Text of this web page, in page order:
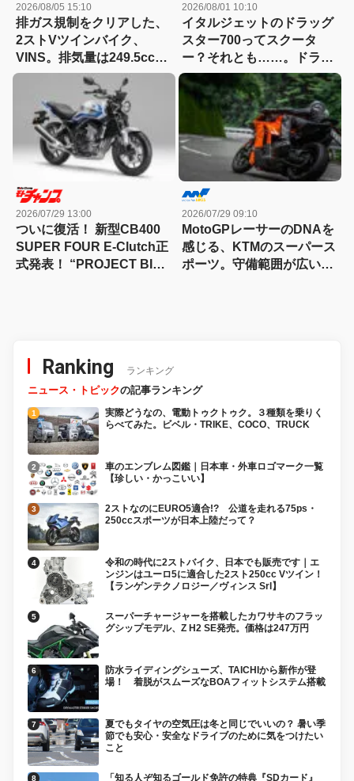
2026/08/05 15:10
排ガス規制をクリアした、
2ストVツインバイク、
VINS。排気量は249.5cc、
83HPを絞り出す。そのエ
ンジンの技術とは
2026/08/01 10:10
イタルジェットのドラッグ
スター700ってスクータ
ー？それとも……。ドラッ
グスター700ツイン・リミ
テッドエディション試乗記
2026/07/29 13:00
ついに復活！ 新型CB400
SUPER FOUR E-Clutch正
式発表！ “PROJECT BIG-
2026/07/29 09:10
MotoGPレーサーのDNAを
感じる、KTMのスーパース
ポーツ。守備範囲が広い史
Ranking ランキング
ニュース・トピックの記事ランキング
実際どうなの、電動トゥクトゥク。３種類を乗りく
らべてみた。ビベル・TRIKE、COCO、TRUCK
車のエンブレム図鑑｜日本車・外車ロゴマーク一覧
【珍しい・かっこいい】
2ストなのにEURO5適合!? 公道を走れる75ps・
250ccスポーツが日本上陸だって？
令和の時代に2ストバイク、日本でも販売です｜エ
ンジンはユーロ5に適合した2スト250cc Vツイン！
【ランゲンテクノロジー／ヴィンス Srl】
スーパーチャージャーを搭載したカワサキのフラッ
グシップモデル、Z H2 SE発売。価格は247万円
防水ライディングシューズ、TAICHIから新作が登
場！ 着脱がスムーズなBOAフィットシステム搭載
夏でもタイヤの空気圧は冬と同じでいいの？ 暑い季
節でも安心・安全なドライブのために気をつけたい
こと
「知る人ぞ知るゴールド免許の特典『SDカード』